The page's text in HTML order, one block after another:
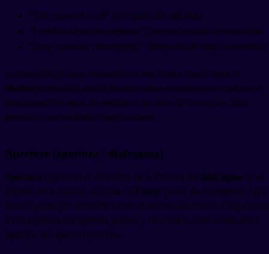
"The exposure is off" (la exposición está mal)
"I need to adjust the exposure" (necesito ajustar la exposición)
"Long exposure photography" (fotografía de larga exposición)
La fotografía de larga exposición es esa técnica donde dejas el
shutter (obturador) abierto durante varios segundos para capturar el
movimiento del agua, las estrellas o las luces de los coches. Muy
popular y con resultados espectaculares.
Aperture (apertura / diafragma)
Aperture (apertura) es el tamaño de la abertura del diafragma en el
objetivo de tu cámara. Se mide en f-stops (pasos de diafragma). Aquí
viene la parte que confunde a todo el mundo: un número f bajo (como
f/1.8) significa una apertura grande, y un número f alto (como f/16)
significa una apertura pequeña.